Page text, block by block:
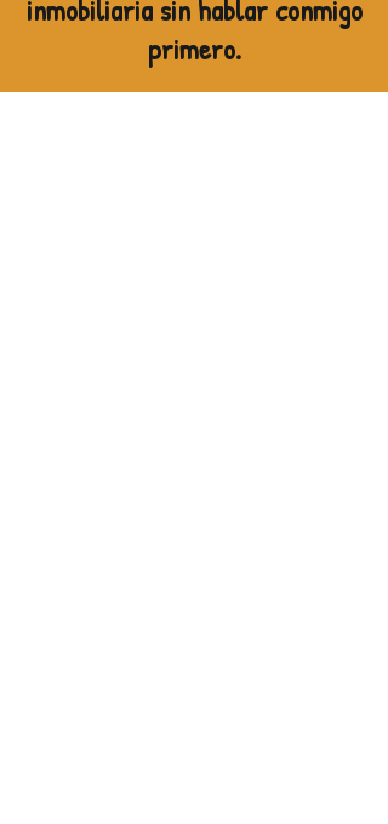
inmobiliaria sin hablar conmigo
primero.